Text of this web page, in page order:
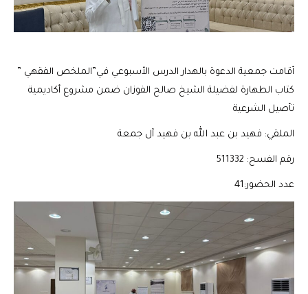
أقامت جمعية الدعوة بالهدار الدرس الأسبوعي في”الملخص الفقهي ”
كتاب الطهارة لفضيلة الشيخ صالح الفوزان ضمن مشروع أكاديمية
تأصيل الشرعية
الملقي: فهيد بن عبد الله بن فهيد آل جمعة
رقم الفسح: 511332
عدد الحضور:41